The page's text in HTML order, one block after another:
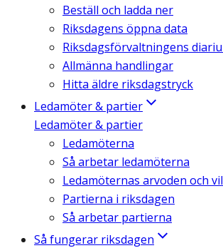
Beställ och ladda ner
Riksdagens öppna data
Riksdagsförvaltningens
Allmänna handlingar
Hitta äldre riksdagstryck
Ledamöter & partier
Ledamöter & partier
Ledamöterna
Så arbetar ledamöterna
Ledamöternas arvoden och
Partierna i riksdagen
Så arbetar partierna
Så fungerar riksdagen